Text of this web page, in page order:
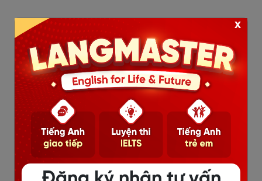
Nội Dung Hot x